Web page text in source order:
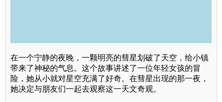
在一个宁静的夜晚，一颗明亮的彗星划破了天空，给小镇
带来了神秘的气息。这个故事讲述了一位年轻女孩的冒
险，她从小就对星空充满了好奇。在彗星出现的那一夜，
她决定与朋友们一起去观察这一天文奇观。